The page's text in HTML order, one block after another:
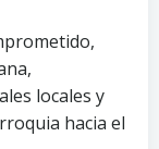
locales y
hacia el